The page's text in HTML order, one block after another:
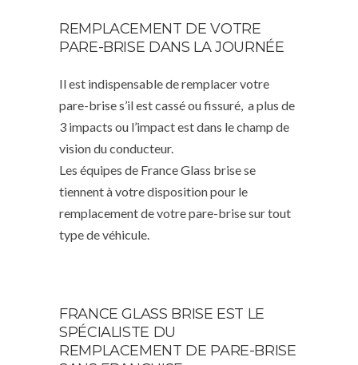
REMPLACEMENT DE VOTRE
PARE-BRISE DANS LA JOURNÉE
Il est indispensable de remplacer votre
pare-brise s’il est cassé ou fissuré, a plus de
3 impacts ou l’impact est dans le champ de
vision du conducteur.
Les équipes de France Glass brise se
tiennent à votre disposition pour le
remplacement de votre pare-brise sur tout
type de véhicule.
FRANCE GLASS BRISE EST LE
SPÉCIALISTE DU
REMPLACEMENT DE PARE-BRISE